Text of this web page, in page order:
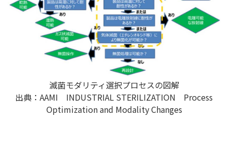
滅菌モダリティ選択プロセスの図解
出典：AAMI INDUSTRIAL STERILIZATION Process
Optimization and Modality Changes